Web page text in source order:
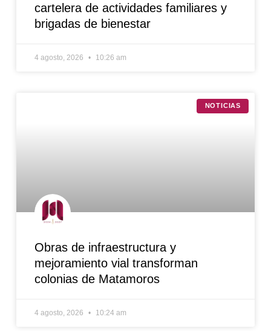
cartelera de actividades familiares y
brigadas de bienestar
4 agosto, 2026 10:26 am
NOTICIAS
Obras de infraestructura y
mejoramiento vial transforman
colonias de Matamoros
4 agosto, 2026 10:24 am